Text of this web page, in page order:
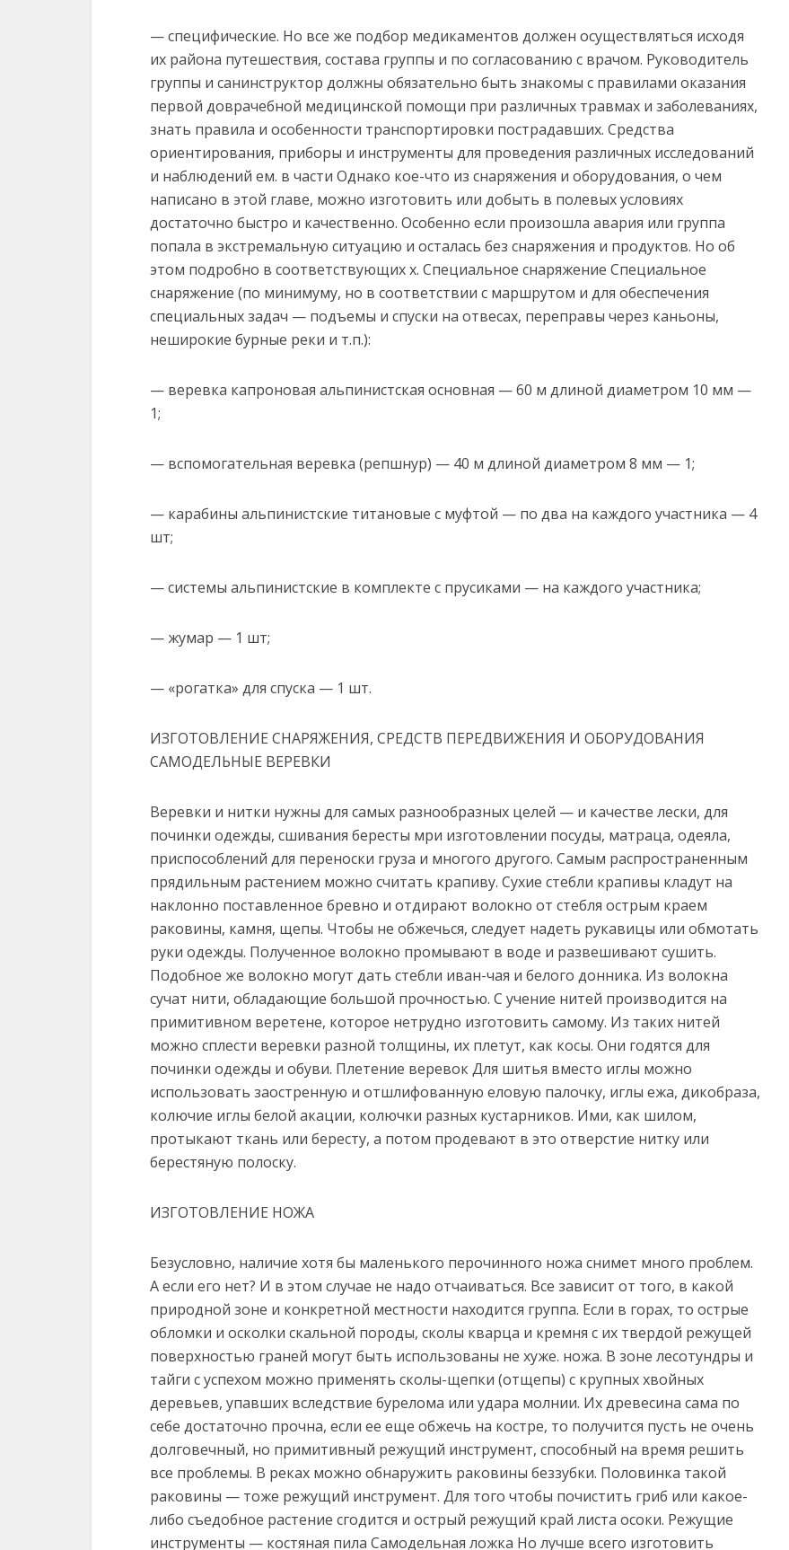
— специфические. Но все же подбор медикаментов должен осуществляться исходя
их района путешествия, состава группы и по согласованию с врачом. Руководитель
группы и санинструктор должны обязательно быть знакомы с правилами оказания
первой доврачебной медицинской помощи при различных травмах и заболеваниях,
знать правила и особенности транспортировки пострадавших. Средства
ориентирования, приборы и инструменты для проведения различных исследований
и наблюдений ем. в части Однако кое-что из снаряжения и оборудования, о чем
написано в этой главе, можно изготовить или добыть в полевых условиях
достаточно быстро и качественно. Особенно если произошла авария или группа
попала в экстремальную ситуацию и осталась без снаряжения и продуктов. Но об
этом подробно в соответствующих х. Специальное снаряжение Специальное
снаряжение (по минимуму, но в соответствии с маршрутом и для обеспечения
специальных задач — подъемы и спуски на отвесах, переправы через каньоны,
неширокие бурные реки и т.п.):
— веревка капроновая альпинистская основная — 60 м длиной диаметром 10 мм —
1;
— вспомогательная веревка (репшнур) — 40 м длиной диаметром 8 мм — 1;
— карабины альпинистские титановые с муфтой — по два на каждого участника — 4
шт;
— системы альпинистские в комплекте с прусиками — на каждого участника;
— жумар — 1 шт;
— «рогатка» для спуска — 1 шт.
ИЗГОТОВЛЕНИЕ СНАРЯЖЕНИЯ, СРЕДСТВ ПЕРЕДВИЖЕНИЯ И ОБОРУДОВАНИЯ
САМОДЕЛЬНЫЕ ВЕРЕВКИ
Веревки и нитки нужны для самых разнообразных целей — и качестве лески, для
починки одежды, сшивания бересты мри изготовлении посуды, матраца, одеяла,
приспособлений для переноски груза и многого другого. Самым распространенным
прядильным растением можно считать крапиву. Сухие стебли крапивы кладут на
наклонно поставленное бревно и отдирают волокно от стебля острым краем
раковины, камня, щепы. Чтобы не обжечься, следует надеть рукавицы или обмотать
руки одежды. Полученное волокно промывают в воде и развешивают сушить.
Подобное же волокно могут дать стебли иван-чая и белого донника. Из волокна
сучат нити, обладающие большой прочностью. С учение нитей производится на
примитивном веретене, которое нетрудно изготовить самому. Из таких нитей
можно сплести веревки разной толщины, их плетут, как косы. Они годятся для
починки одежды и обуви. Плетение веревок Для шитья вместо иглы можно
использовать заостренную и отшлифованную еловую палочку, иглы ежа, дикобраза,
колючие иглы белой акации, колючки разных кустарников. Ими, как шилом,
протыкают ткань или бересту, а потом продевают в это отверстие нитку или
берестяную полоску.
ИЗГОТОВЛЕНИЕ НОЖА
Безусловно, наличие хотя бы маленького перочинного ножа снимет много проблем.
А если его нет? И в этом случае не надо отчаиваться. Все зависит от того, в какой
природной зоне и конкретной местности находится группа. Если в горах, то острые
обломки и осколки скальной породы, сколы кварца и кремня с их твердой режущей
поверхностью граней могут быть использованы не хуже. ножа. В зоне лесотундры и
тайги с успехом можно применять сколы-щепки (отщепы) с крупных хвойных
деревьев, упавших вследствие бурелома или удара молнии. Их древесина сама по
себе достаточно прочна, если ее еще обжечь на костре, то получится пусть не очень
долговечный, но примитивный режущий инструмент, способный на время решить
все проблемы. В реках можно обнаружить раковины беззубки. Половинка такой
раковины — тоже режущий инструмент. Для того чтобы почистить гриб или какое-
либо съедобное растение сгодится и острый режущий край листа осоки. Режущие
инструменты — костяная пила Самодельная ложка Но лучше всего изготовить